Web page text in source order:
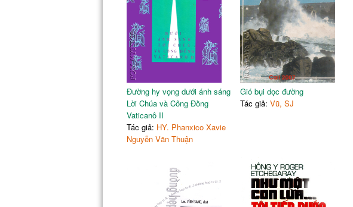
Đường hy vọng dưới ánh sáng
Lời Chúa và Công Đồng
Vaticanô II
Tác giả: HY. Phanxico Xavie
Nguyễn Văn Thuận
Gió bụi dọc đường
Tác giả: Vũ, SJ